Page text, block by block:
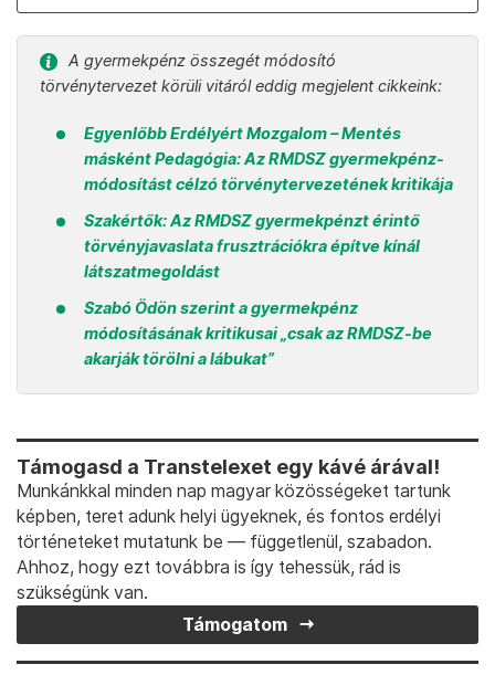
A gyermekpénz összegét módosító
törvénytervezet körüli vitáról eddig megjelent cikkeink:
Egyenlőbb Erdélyért Mozgalom – Mentés
másként Pedagógia: Az RMDSZ gyermekpénz-
módosítást célzó törvénytervezetének kritikája
Szakértők: Az RMDSZ gyermekpénzt érintő
törvényjavaslata frusztrációkra építve kínál
látszatmegoldást
Szabó Ödön szerint a gyermekpénz
módosításának kritikusai „csak az RMDSZ-be
akarják törölni a lábukat”
Támogasd a Transtelexet egy kávé árával!
Munkánkkal minden nap magyar közösségeket tartunk
képben, teret adunk helyi ügyeknek, és fontos erdélyi
történeteket mutatunk be — függetlenül, szabadon.
Ahhoz, hogy ezt továbbra is így tehessük, rád is
szükségünk van.
Támogatom